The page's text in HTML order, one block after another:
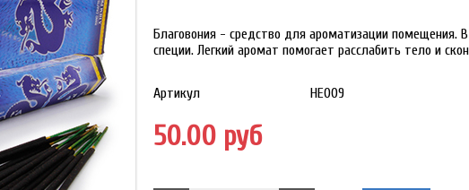
Благовония - средство для ароматизации помещения.
специи. Легкий аромат помогает расслабить тело и
Артикул HE009
50.00 руб